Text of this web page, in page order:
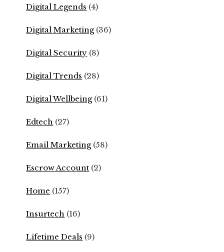
Digital Legends (4)
Digital Marketing(36)
Digital Security (8)
Digital Trends (28)
Digital Wellbeing(61)
Edtech (27)
Email Marketing(58)
Escrow Account (2)
Home (157)
Insurtech (16)
Lifetime Deals (9)